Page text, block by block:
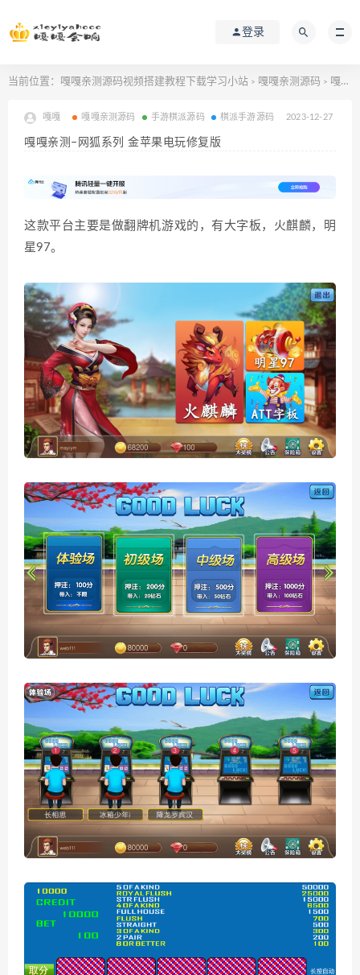
登录
当前位置： 嘎嘎亲测源码视频搭建教程下载学习小站 > 嘎嘎亲测源码 > 嘎嘎亲测–网狐系列 金苹果电玩修复版
嘎嘎 嘎嘎亲测源码 手游棋派源码 棋派手游源码 2023-12-27
嘎嘎亲测–网狐系列 金苹果电玩修复版
这款平台主要是做翻牌机游戏的，有大字板，火麒麟，明
星97。